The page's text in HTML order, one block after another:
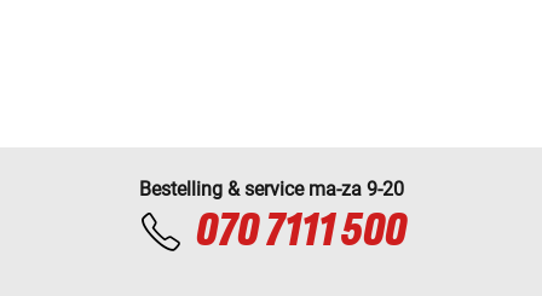
Bestelling & service ma-za 9-20
070 7111 500